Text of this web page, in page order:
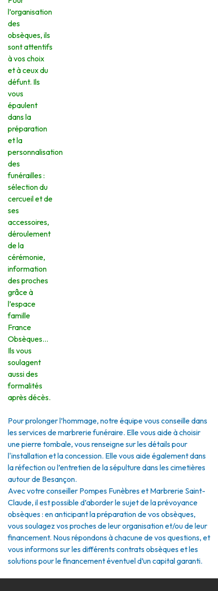
l’organisation
des
obsèques, ils
sont attentifs
à vos choix
et à ceux du
défunt. Ils
vous
épaulent
dans la
préparation
et la
personnalisation
des
funérailles :
sélection du
cercueil et de
ses
accessoires,
déroulement
de la
cérémonie,
information
des proches
grâce à
l’espace
famille
France
Obsèques…
Ils vous
soulagent
aussi des
formalités
après décès.
Pour prolonger l’hommage, notre équipe vous conseille dans
les services de marbrerie funéraire. Elle vous aide à choisir
une pierre tombale, vous renseigne sur les détails pour
l'installation et la concession. Elle vous aide également dans
la réfection ou l’entretien de la sépulture dans les cimetières
autour de Besançon.
Avec votre conseiller Pompes Funèbres et Marbrerie Saint-
Claude, il est possible d’aborder le sujet de la prévoyance
obsèques : en anticipant la préparation de vos obsèques,
vous soulagez vos proches de leur organisation et/ou de leur
financement. Nous répondons à chacune de vos questions, et
vous informons sur les différents contrats obsèques et les
solutions pour le financement éventuel d’un capital garanti.